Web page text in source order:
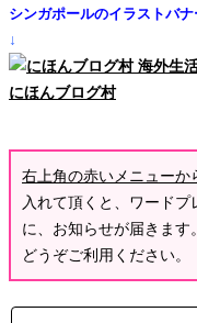
シンガポールのイラストバ
↓
にほんブログ村
右上角の赤いメニューか
入れて頂くと、ワード
に、お知らせが届きます
どうぞご利用ください。